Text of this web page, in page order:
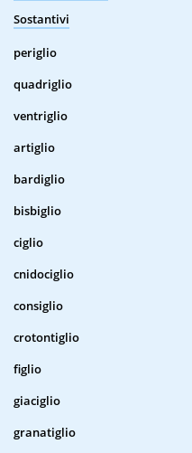
Sostantivi
periglio
quadriglio
ventriglio
artiglio
bardiglio
bisbiglio
ciglio
cnidociglio
consiglio
crotontiglio
figlio
giaciglio
granatiglio